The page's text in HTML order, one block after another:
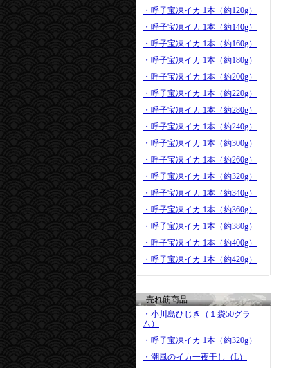
・呼子宝凍イカ 1本（約120g）
・呼子宝凍イカ 1本（約140g）
・呼子宝凍イカ 1本（約160g）
・呼子宝凍イカ 1本（約180g）
・呼子宝凍イカ 1本（約200g）
・呼子宝凍イカ 1本（約220g）
・呼子宝凍イカ 1本（約280g）
・呼子宝凍イカ 1本（約240g）
・呼子宝凍イカ 1本（約300g）
・呼子宝凍イカ 1本（約260g）
・呼子宝凍イカ 1本（約320g）
・呼子宝凍イカ 1本（約340g）
・呼子宝凍イカ 1本（約360g）
・呼子宝凍イカ 1本（約380g）
・呼子宝凍イカ 1本（約400g）
・呼子宝凍イカ 1本（約420g）
売れ筋商品
・小川島ひじき（１袋50グラ
ム）
・呼子宝凍イカ 1本（約320g）
・潮風のイカ一夜干し（L）